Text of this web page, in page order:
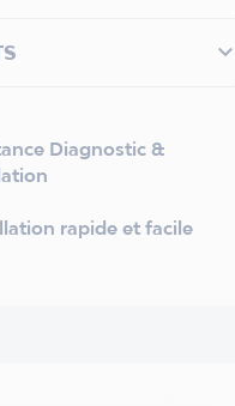

Diagnostic &
rapide et facile